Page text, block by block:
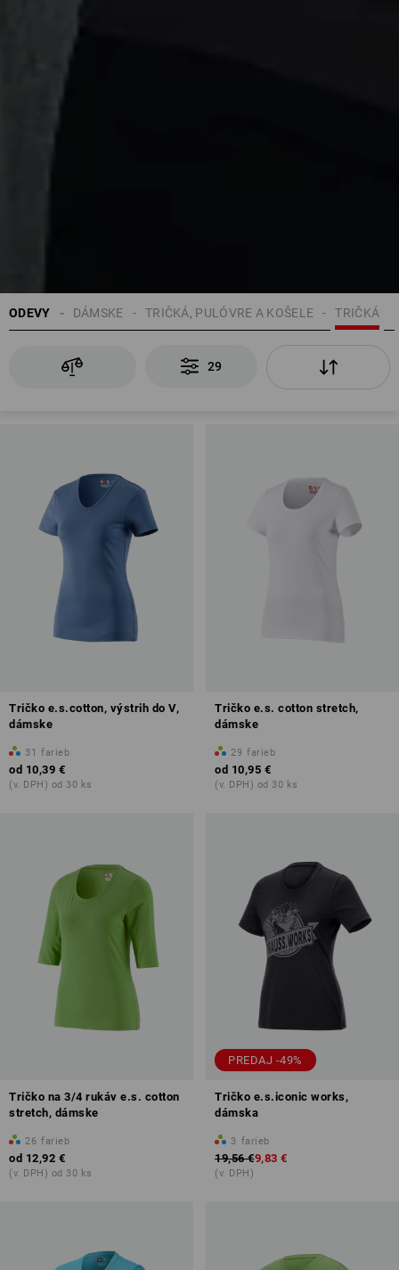
ODEVY TRIČKÁ
TRIČKÁ, PULÓVRE A KOŠELE
DÁMSKE
29
Tričko e.s.cotton, výstrih do V,
dámske
31 farieb
od 10,39 €
(v. DPH) od 30 ks
Tričko e.s. cotton stretch,
dámske
29 farieb
od 10,95 €
(v. DPH) od 30 ks
Tričko na 3/4 rukáv e.s. cotton
stretch, dámske
26 farieb
od 12,92 €
(v. DPH) od 30 ks
PREDAJ -49%
Tričko e.s.iconic works,
dámska
3 farieb
19,56 €9,83 €
(v. DPH)